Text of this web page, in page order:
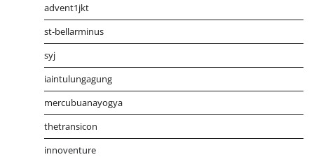
advent1jkt
st-bellarminus
syj
iaintulungagung
mercubuanayogya
thetransicon
innoventure